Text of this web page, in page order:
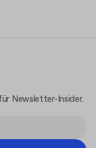
Newsletter-Insider.